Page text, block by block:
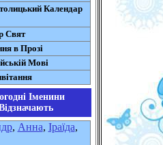
Календар
Свят
в Прозі
Мові
Іменини
, Анна, Іраїда,